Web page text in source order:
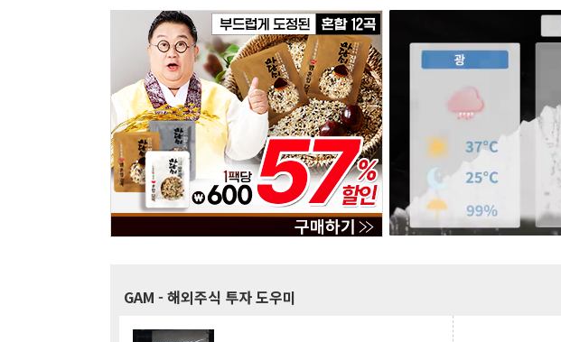
GAM - 해외주식 투자 도우미